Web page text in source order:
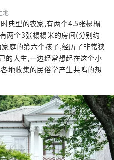
地
典型的农家,有两个4.5张榻榻
两个3张榻榻米的房间(分别约
庭的第六个孩子,经历了非常狭
的人生,一边经常想起在这个小
地收集的民俗学产生共鸣的想